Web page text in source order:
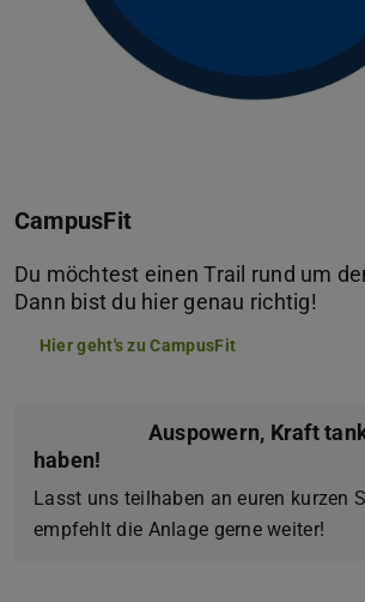
CampusFit
Du möchtest einen Trail rund um
Dann bist du hier genau richtig!
Hier geht's zu CampusFit
Auspowern, Kraft
haben!
Lasst uns teilhaben an euren kurzen
empfehlt die Anlage gerne weiter!